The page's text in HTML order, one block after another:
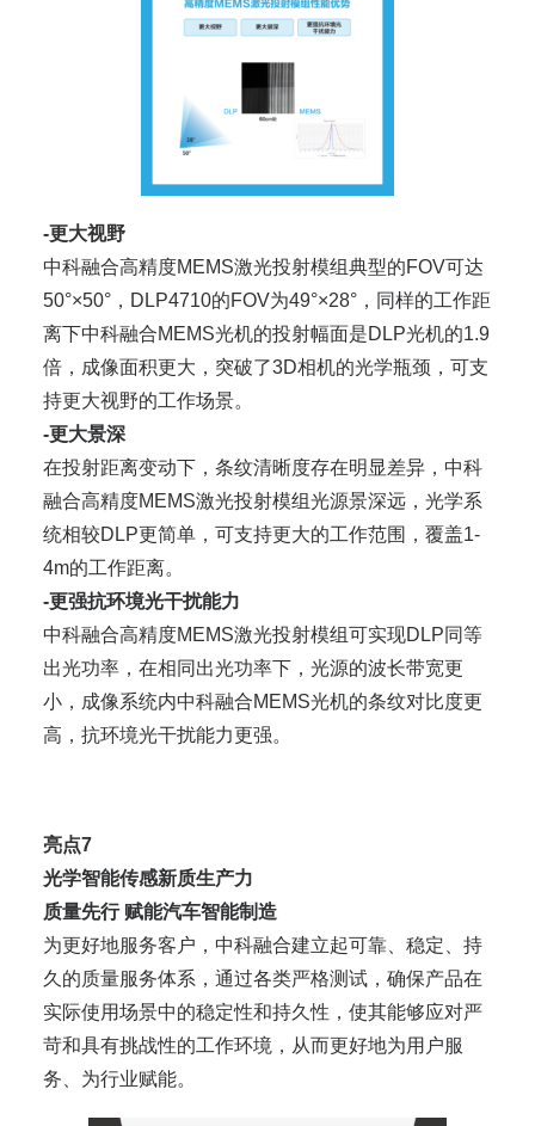
-更大视野
中科融合高精度MEMS激光投射模组典型的FOV可达
50°×50°，DLP4710的FOV为49°×28°，同样的⼯作距
离下中科融合MEMS光机的投射幅⾯是DLP光机的1.9
倍，成像面积更大，突破了3D相机的光学瓶颈，可支
持更大视野的工作场景。
-更大景深
在投射距离变动下，条纹清晰度存在明显差异，中科
融合高精度MEMS激光投射模组光源景深远，光学系
统相较DLP更简单，可⽀持更⼤的⼯作范围，覆盖1-
4m的工作距离。
-更强抗环境光干扰能力
中科融合高精度MEMS激光投射模组可实现DLP同等
出光功率，在相同出光功率下，光源的波长带宽更
小，成像系统内中科融合MEMS光机的条纹对⽐度更
高，抗环境光⼲扰能力更强。
亮点7
光学智能传感新质生产力
质量先行 赋能汽车智能制造
为更好地服务客户，中科融合建立起可靠、稳定、持
久的质量服务体系，通过各类严格测试，确保产品在
实际使用场景中的稳定性和持久性，使其能够应对严
苛和具有挑战性的工作环境，从而更好地为用户服
务、为行业赋能。